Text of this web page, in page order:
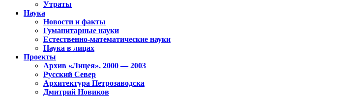
Утраты
Наука
Новости и факты
Гуманитарные науки
Естественно-математические науки
Наука в лицах
Проекты
Архив «Лицея». 2000 — 2003
Русский Север
Архитектура Петрозаводска
Дмитрий Новиков